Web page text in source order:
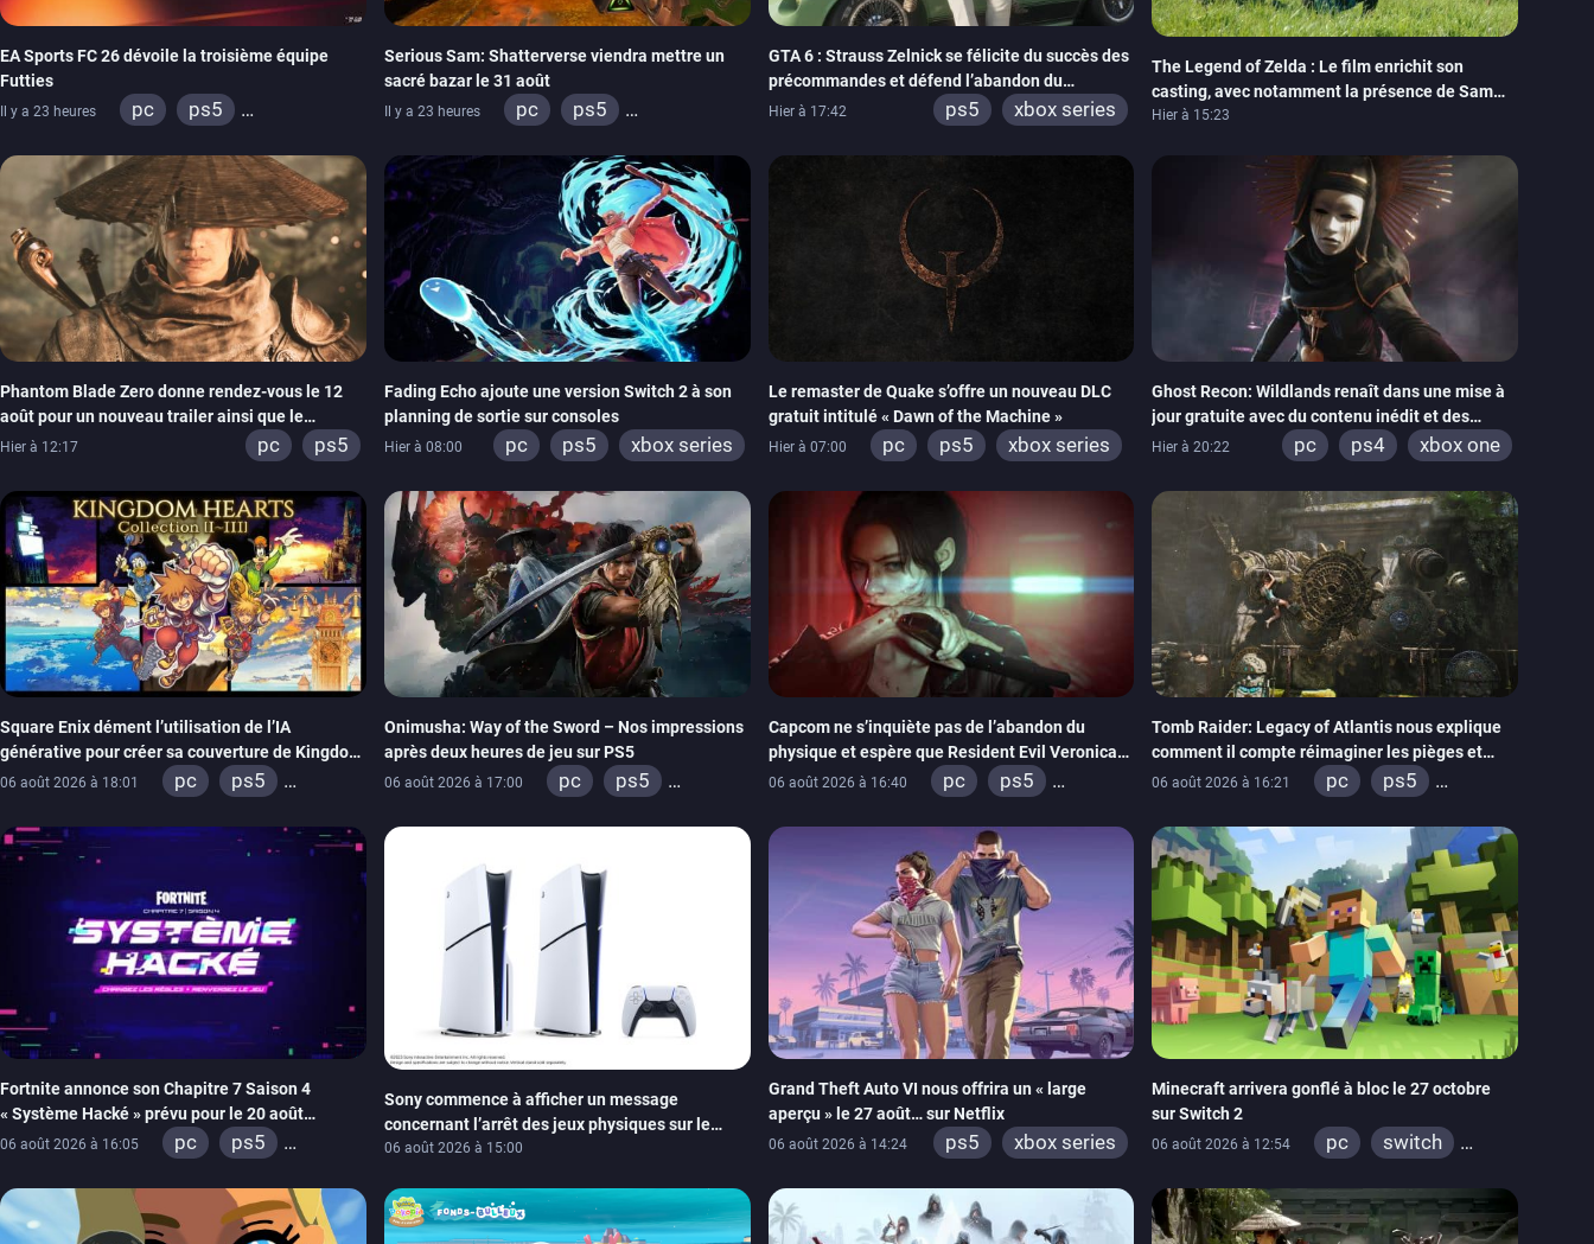
EA Sports FC 26 dévoile la troisième équipe
Futties
Il y a 23 heures pc
ps5
ps4
xbox one
switch 2
Serious Sam: Shatterverse viendra mettre un
sacré bazar le 31 août
Il y a 23 heures pc
ps5
GTA 6 : Strauss Zelnick se félicite du succès des
précommandes et défend l’abandon du
physique
Hier à 17:42 ps5 xbox series
The Legend of Zelda : Le film enrichit son
casting, avec notamment la présence de Sam
Neill
Hier à 15:23
Phantom Blade Zero donne rendez-vous le 12
août pour un nouveau trailer ainsi que le
lancement des précommandes
Hier à 12:17 pc ps5
Fading Echo ajoute une version Switch 2 à son
planning de sortie sur consoles
Hier à 08:00 pc ps5 xbox series
Le remaster de Quake s’offre un nouveau DLC
gratuit intitulé « Dawn of the Machine »
Hier à 07:00 pc ps5
xbox series
xbox one
nintendo 64
Ghost Recon: Wildlands renaît dans une mise à
jour gratuite avec du contenu inédit et des
visuels améliorés
Hier à 20:22 pc ps4 xbox one
Square Enix dément l’utilisation de l’IA
générative pour créer sa couverture de Kingdom
Hearts Collection
06 août 2026 à 18:01 pc
ps5
switch 2
Onimusha: Way of the Sword – Nos impressions
après deux heures de jeu sur PS5
06 août 2026 à 17:00 pc
ps5
Capcom ne s’inquiète pas de l’abandon du
physique et espère que Resident Evil Veronica
imitera Requiem pour dynamiser la série
06 août 2026 à 16:40 pc
ps5
switch 2
Tomb Raider: Legacy of Atlantis nous explique
comment il compte réimaginer les pièges et
énigmes dans une nouvelle vidéo des coulisses
06 août 2026 à 16:21 pc
ps5
switch 2
Fortnite annonce son Chapitre 7 Saison 4
« Système Hacké » prévu pour le 20 août
prochain, tandis que Les Simpson ont fait leur
06 août 2026 à 16:05 pc
ps5
switch
ios
android
ps4
Sony commence à afficher un message
concernant l’arrêt des jeux physiques sur le
carton des PlayStation 5
06 août 2026 à 15:00
Grand Theft Auto VI nous offrira un « large
aperçu » le 27 août… sur Netflix
06 août 2026 à 14:24 ps5 xbox series
Minecraft arrivera gonflé à bloc le 27 octobre
sur Switch 2
06 août 2026 à 12:54 pc
switch
xbox one
wiiu
3ds
ps3